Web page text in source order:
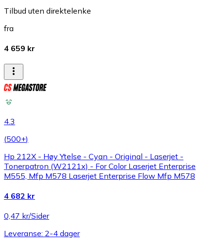
Tilbud uten direktelenke
fra
4 659 kr
4.3
(500+)
Hp 212X - Høy Ytelse - Cyan - Original - Laserjet -
Tonerpatron (W2121x) - For Color Laserjet Enterprise
M555, Mfp M578 Laserjet Enterprise Flow Mfp M578
4 682 kr
0,47 kr/Sider
Leveranse: 2-4 dager